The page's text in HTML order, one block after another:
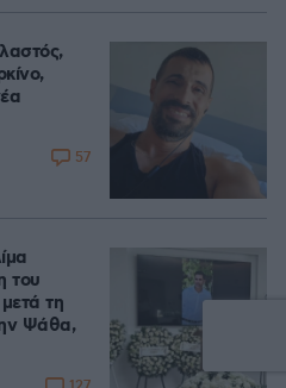
57
του
τη
Ψάθα,